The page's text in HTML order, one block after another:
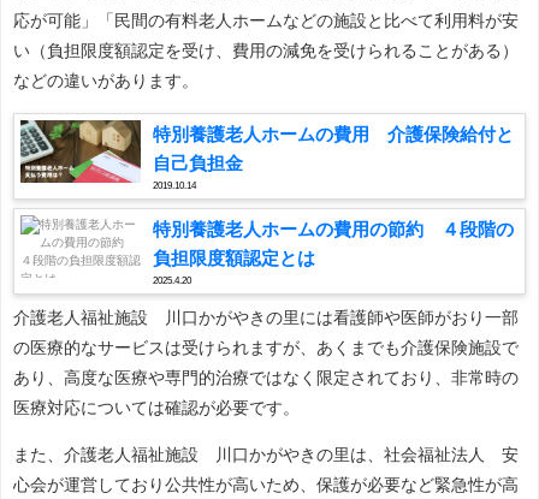
応が可能」「民間の有料老人ホームなどの施設と比べて利用料が安
い（負担限度額認定を受け、費用の減免を受けられることがある）
などの違いがあります。
特別養護老人ホームの費用 介護保険給付と
自己負担金
2019.10.14
特別養護老人ホームの費用の節約 ４段階の
負担限度額認定とは
2025.4.20
介護老人福祉施設 川口かがやきの里には看護師や医師がおり一部
の医療的なサービスは受けられますが、あくまでも介護保険施設で
あり、高度な医療や専門的治療ではなく限定されており、非常時の
医療対応については確認が必要です。
また、介護老人福祉施設 川口かがやきの里は、社会福祉法人 安
心会が運営しており公共性が高いため、保護が必要など緊急性が高